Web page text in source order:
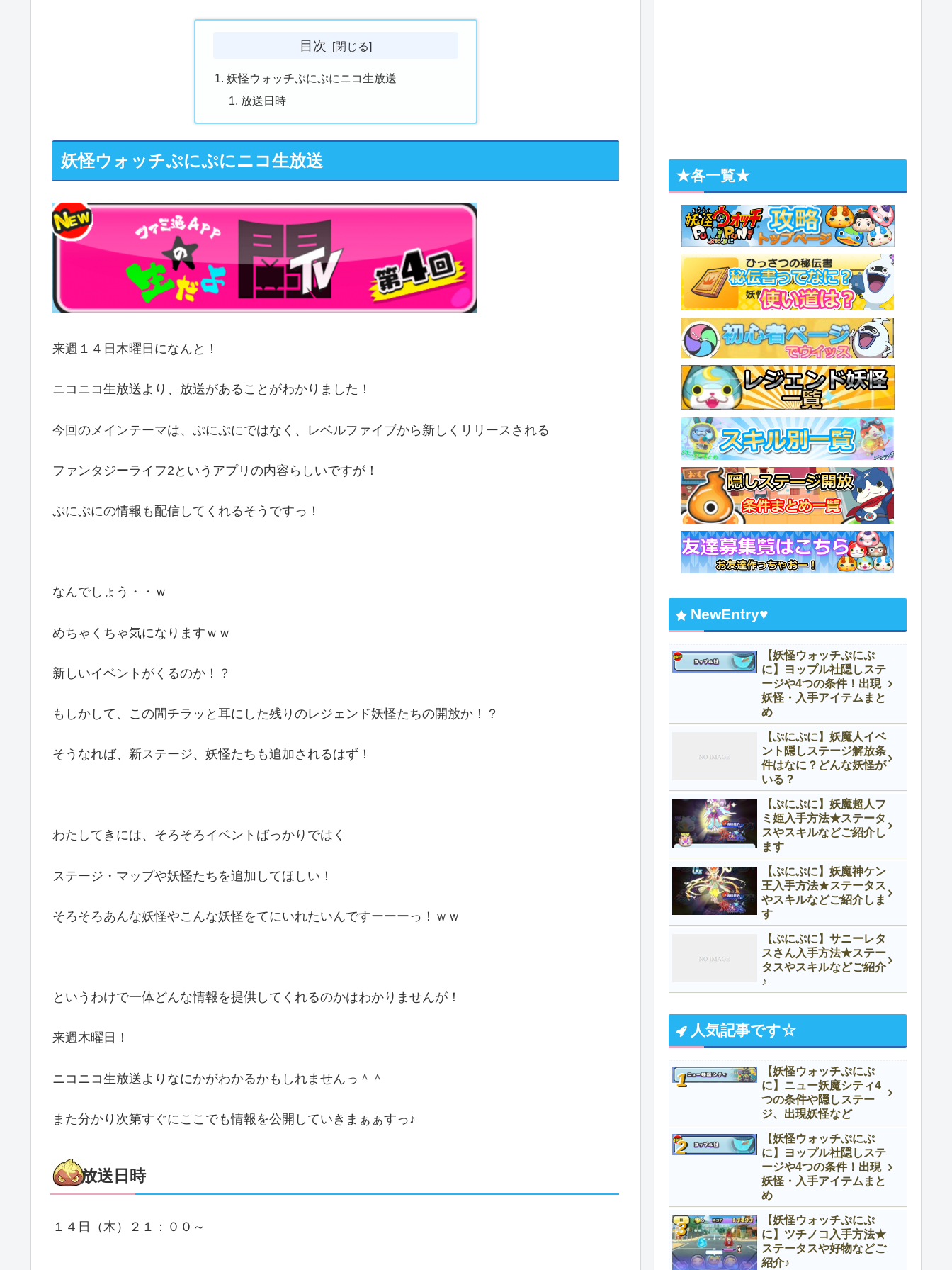
目次
妖怪ウォッチぷにぷにニコ生放送
放送日時
妖怪ウォッチぷにぷにニコ生放送
来週１４日木曜日になんと！
ニコニコ生放送より、放送があることがわかりました！
今回のメインテーマは、ぷにぷにではなく、レベルファイブから新しくリリースされる
ファンタジーライフ2というアプリの内容らしいですが！
ぷにぷにの情報も配信してくれるそうですっ！
なんでしょう・・ｗ
めちゃくちゃ気になりますｗｗ
新しいイベントがくるのか！？
もしかして、この間チラッと耳にした残りのレジェンド妖怪たちの開放か！？
そうなれば、新ステージ、妖怪たちも追加されるはず！
わたしてきには、そろそろイベントばっかりではく
ステージ・マップや妖怪たちを追加してほしい！
そろそろあんな妖怪やこんな妖怪をてにいれたいんですーーーっ！ｗｗ
というわけで一体どんな情報を提供してくれるのかはわかりませんが！
来週木曜日！
ニコニコ生放送よりなにかがわかるかもしれませんっ＾＾
また分かり次第すぐにここでも情報を公開していきまぁぁすっ♪
放送日時
１４日（木）２１：００～
★各一覧★
NewEntry♥
【妖怪ウォッチぷにぷ
に】ヨップル社隠しステ
ージや4つの条件！出現
妖怪・入手アイテムまと
め
【ぷにぷに】妖魔人イベ
ント隠しステージ解放条
件はなに？どんな妖怪が
いる？
【ぷにぷに】妖魔超人フ
ミ姫入手方法★ステータ
スやスキルなどご紹介し
ます
【ぷにぷに】妖魔神ケン
王入手方法★ステータス
やスキルなどご紹介しま
す
【ぷにぷに】サニーレタ
スさん入手方法★ステー
タスやスキルなどご紹介
♪
人気記事です☆
【妖怪ウォッチぷにぷ
に】ニュー妖魔シティ4
つの条件や隠しステー
ジ、出現妖怪など
【妖怪ウォッチぷにぷ
に】ヨップル社隠しステ
ージや4つの条件！出現
妖怪・入手アイテムまと
め
【妖怪ウォッチぷにぷ
に】ツチノコ入手方法★
ステータスや好物などご
紹介♪